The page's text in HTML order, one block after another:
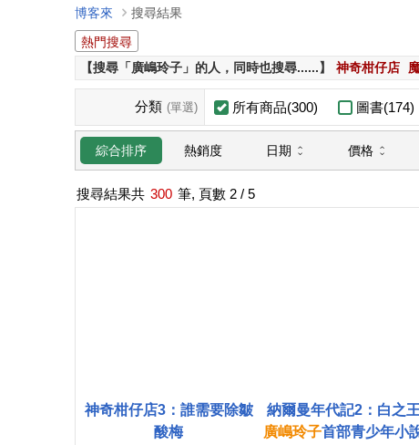
博客來
搜尋結果
熱門搜尋
【搜尋「廣嶋玲子」的人，同時也搜尋......】
神奇柑仔店
分類 (單選) 所有商品(300) 圖書(174)
綜合排序 熱銷度 日期 價格
搜尋結果共 300 筆, 頁數 2 / 5
神奇柑仔店3：誰需要除皺
酸梅
納爾曼年代記2：白之
廣嶋玲子首部青少年小